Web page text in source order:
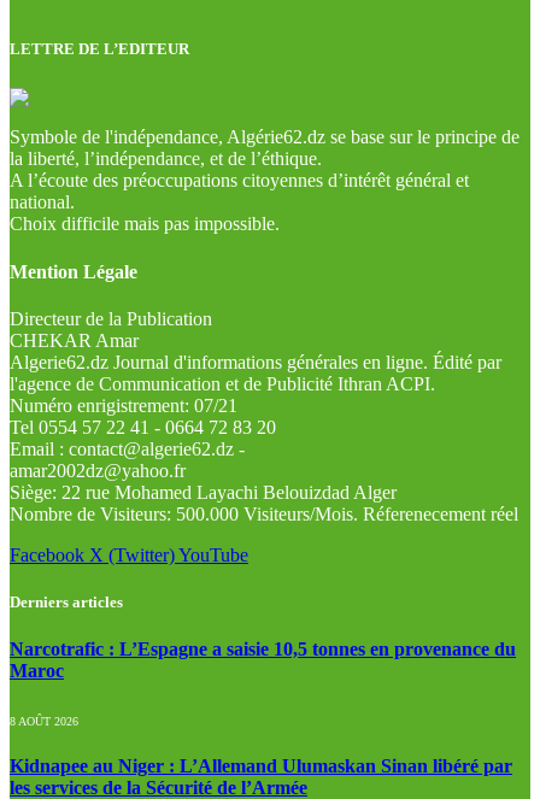
LETTRE DE L’EDITEUR
Symbole de l'indépendance, Algérie62.dz se base sur le principe de
la liberté, l’indépendance, et de l’éthique.
A l’écoute des préoccupations citoyennes d’intérêt général et
national.
Choix difficile mais pas impossible.
Mention Légale
Directeur de la Publication
CHEKAR Amar
Algerie62.dz Journal d'informations générales en ligne. Édité par
l'agence de Communication et de Publicité Ithran ACPI.
Numéro enrigistrement: 07/21
Tel 0554 57 22 41 - 0664 72 83 20
Email : contact@algerie62.dz -
amar2002dz@yahoo.fr
Siège: 22 rue Mohamed Layachi Belouizdad Alger
Nombre de Visiteurs: 500.000 Visiteurs/Mois. Réferenecement réel
Facebook X (Twitter)YouTube
Derniers articles
Narcotrafic : L’Espagne a saisie 10,5 tonnes en provenance du
Maroc
8 AOÛT 2026
Kidnapee au Niger : L’Allemand Ulumaskan Sinan libéré par
les services de la Sécurité de l’Armée